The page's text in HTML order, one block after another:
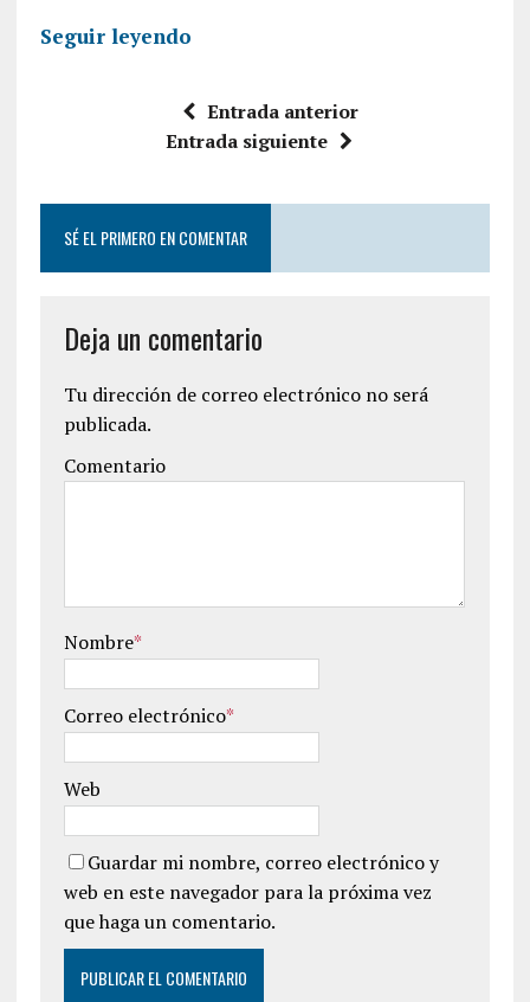
Seguir leyendo
Entrada anterior
Entrada siguiente
SÉ EL PRIMERO EN COMENTAR
Deja un comentario
Tu dirección de correo electrónico no será
publicada.
Comentario
Nombre*
Correo electrónico*
Web
Guardar mi nombre, correo electrónico y
web en este navegador para la próxima vez
que haga un comentario.